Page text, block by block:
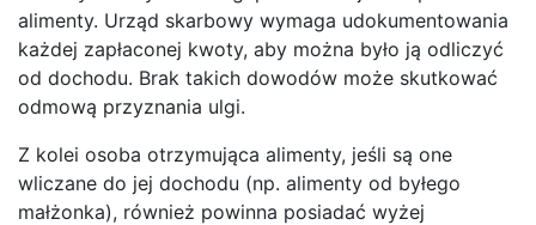
alimenty. Urząd skarbowy wymaga udokumentowania
każdej zapłaconej kwoty, aby można było ją odliczyć
od dochodu. Brak takich dowodów może skutkować
odmową przyznania ulgi.
Z kolei osoba otrzymująca alimenty, jeśli są one
wliczane do jej dochodu (np. alimenty od byłego
małżonka), również powinna posiadać wyżej